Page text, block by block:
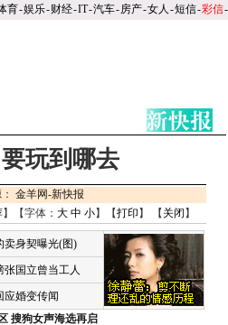
育-娱乐-财经-IT-汽车-房产-女人 -短信-彩信-
玩到哪去
金羊网-新快报
】【字体： 大 中 小】【打印 】 【 关闭 】
卖身契曝光(图)
张国立曾当工人
应婚变传闻
搜狗女声海选再启